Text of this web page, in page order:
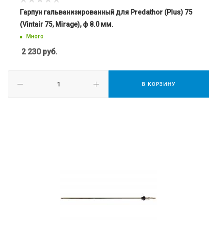
Гарпун гальванизированный для Predathor (Plus) 75
(Vintair 75, Mirage), ф 8.0 мм.
Много
2 230руб.
В КОРЗИНУ